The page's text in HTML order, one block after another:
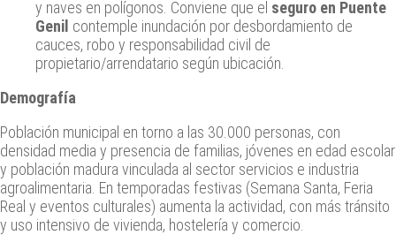
y naves en polígonos. Conviene que el seguro en Puente
Genil contemple inundación por desbordamiento de
cauces, robo y responsabilidad civil de
propietario/arrendatario según ubicación.
Demografía
Población municipal en torno a las 30.000 personas, con
densidad media y presencia de familias, jóvenes en edad escolar
y población madura vinculada al sector servicios e industria
agroalimentaria. En temporadas festivas (Semana Santa, Feria
Real y eventos culturales) aumenta la actividad, con más tránsito
y uso intensivo de vivienda, hostelería y comercio.